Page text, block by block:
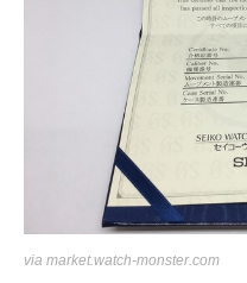
via market.watch-monster.com